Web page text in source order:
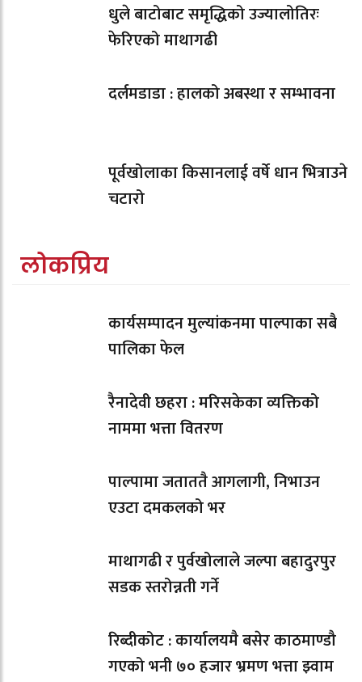
धुले बाटोबाट समृद्धिको उज्यालोतिरः
फेरिएको माथागढी
दर्लमडाडा : हालको अबस्था र सम्भावना
पूर्वखोलाका किसानलाई वर्षे धान भित्राउने
चटारो
लोकप्रिय
कार्यसम्पादन मुल्यांकनमा पाल्पाका सबै
पालिका फेल
रैनादेवी छहरा : मरिसकेका व्यक्तिको
नाममा भत्ता वितरण
पाल्पामा जताततै आगलागी, निभाउन
एउटा दमकलको भर
माथागढी र पुर्वखोलाले जल्पा बहादुरपुर
सडक स्तरोन्नती गर्ने
रिब्दीकोट : कार्यालयमै बसेर काठमाण्डौ
गएको भनी ७० हजार भ्रमण भत्ता झ्वाम